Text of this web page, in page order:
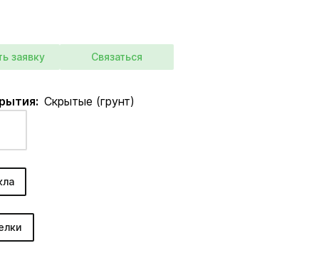
заявку Связаться
Скрытые (грунт)